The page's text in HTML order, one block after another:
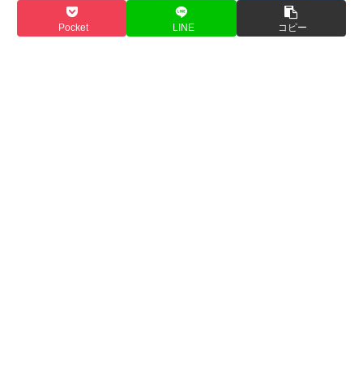
Pocket LINE コピー